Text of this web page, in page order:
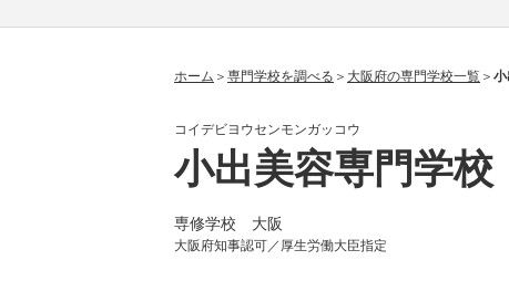
ホーム 専門学校を調べる 大阪府の専門学校一覧
コイデビヨウセンモンガッコウ
小出美容専門学校
専修学校 大阪
大阪府知事認可／厚生労働大臣指定